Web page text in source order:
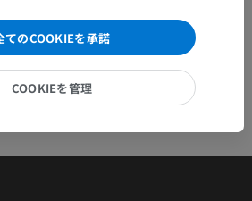
てのCOOKIEを承諾
COOKIEを管理